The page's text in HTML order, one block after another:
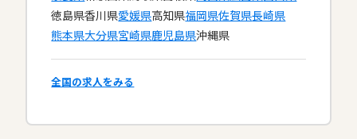
徳島県香川県愛媛県高知県福岡県佐賀県長崎県
熊本県大分県宮崎県鹿児島県沖縄県
全国の求人をみる